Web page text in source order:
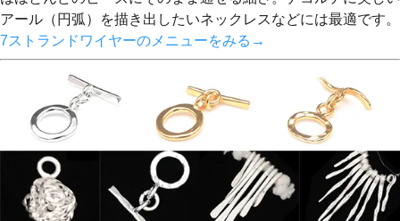
アール（円弧）を描き出したいネックレスなどには最適です。
7ストランドワイヤーのメニューをみる→